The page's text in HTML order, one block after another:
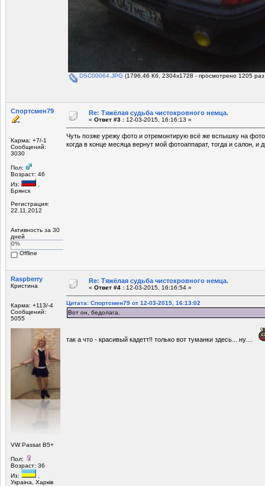
DSC00064.JPG (1796.46 Кб, 2304x1728 - просмотрено 1205
Спортсмен79
Карма: +7/-1
Сообщений:
3030
Пол:
Возраст: 46
Из:
Брянск
Регистрация:
22.11.2012
Активность за 30
дней
0%
Offline
Re: Тяжёлая судьба чистокровного немца.
« Ответ #3 : 12-03-2015, 16:16:13 »
Чуть позже урежу фото и отремонтирую всё же вспышку на
когда в конце месяца вернут мой фотоаппарат, тогда и салон, и
Raspberry
Кристина
Карма: +113/-4
Сообщений:
5055
VW Passat B5+
Пол:
Возраст: 36
Из:
Украiна, Харкiв
Re: Тяжёлая судьба чистокровного немца.
« Ответ #4 : 12-03-2015, 16:16:54 »
Цитата: Спортсмен79 от 12-03-2015, 16:13:02
Вот он, бедолага.
так а что - красивый кадетт!! только вот туманки здесь... ну....